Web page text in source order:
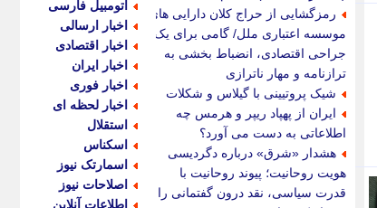
رمزگشایی از حراج کلان دارایی های
موسسه اعتباری ملل/ گامی برای یک
جراحی اقتصادی، انضباط بخشی به
ترازنامه و مهار ناترازی
شیک پروتیینی با گیلاس و شکلات
ایران از پهپاد ریپر و هرمس چه
اطلاعاتی به دست می آورد؟
هشدار «شرق» درباره دگردیسی
هویت روحانیت؛ پیوند روحانیت با
قدرت سیاسی، نقد درون گفتمانی را
اتومبیل فارسی
اخبار ارسالی
اخبار اقتصادی
اخبار ایران
اخبار فوری
اخبار لحظه ای
استقلال
اسکناس
اسمارتک نیوز
اصلاحات نیوز
اطلاعات آنلاین